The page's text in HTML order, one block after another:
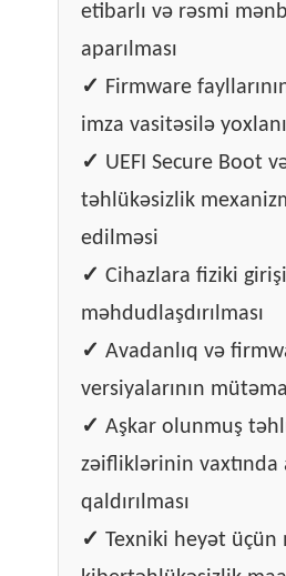
etibarlı və rəsmi
aparılması
✓ Firmware
imza vasitəsilə
✓ UEFI Secure Boot
təhlükəsizlik
edilməsi
✓ Cihazlara fiziki
məhdudlaşdırılması
✓ Avadanlıq və
versiyalarının
✓ Aşkar olunmuş
zəifliklərinin vaxtında
qaldırılması
✓ Texniki heyət üçün